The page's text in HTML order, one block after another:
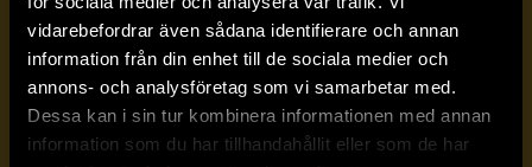
vidarebefordrar även sådana identifierare och annan
information från din enhet till de sociala medier och
annons- och analysföretag som vi samarbetar med.
Dessa kan i sin tur kombinera informationen med annan
information som du har tillhandahållit eller som de har
Prenumerera på vårt nyhetsbrev
Veckobrevet
Skicka